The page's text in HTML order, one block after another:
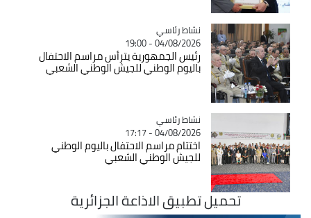
Catégorie
نشاط رئاسي
04/08/2026 - 19:00
رئيس الجمهورية يترأس مراسم الاحتفال
باليوم الوطني للجيش الوطني الشعبي
Catégorie
نشاط رئاسي
04/08/2026 - 17:17
اختتام مراسم الاحتفال باليوم الوطني
للجيش الوطني الشعبي
تحميل تطبيق الاذاعة الجزائرية